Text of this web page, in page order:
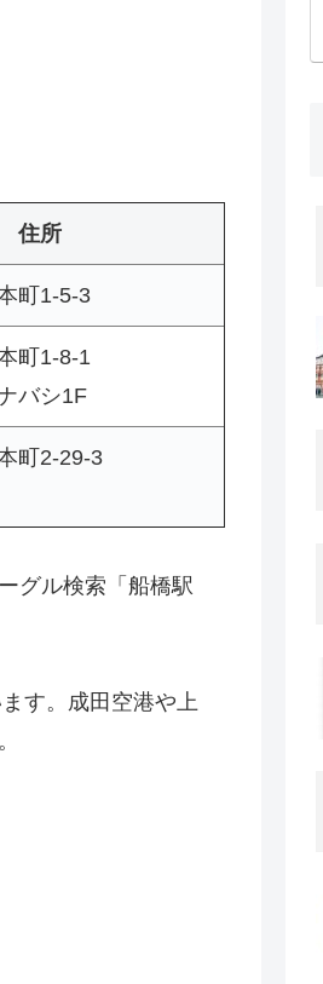
住所
町1-5-3
町1-8-1
バシ1F
町2-29-3
グル検索「船橋駅
す。成田空港や上